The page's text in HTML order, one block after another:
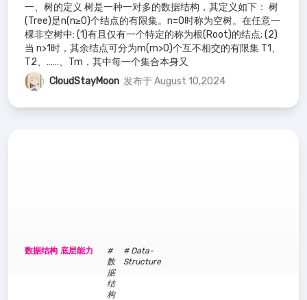
一、树的定义 树是一种一对多的数据结构，其定义如下： 树
(Tree)是n(n≥0)个结点的有限集。n=0时称为空树。在任意一
棵非空树中: (1)有且仅有一个特定的称为根(Root)的结点; (2)
当 n>1时，其余结点可分为m(m>0)个互不相交的有限集 T1、
T2、……、Tm，其中每一个集合本身又
CloudStayMoon 发布于 August 10,2024
数据结构 底层能力
#
数
据
结
构
# Data-
Structure